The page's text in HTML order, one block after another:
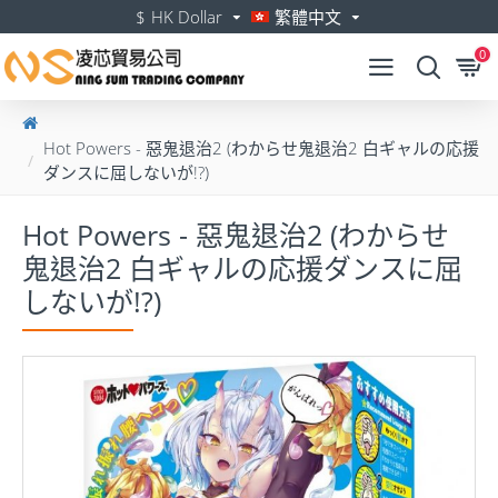
$ HK Dollar 繁體中文
0
Hot Powers - 惡鬼退治2 (わからせ鬼退治2 白ギャルの応援
ダンスに屈しないが!?)
Hot Powers - 惡鬼退治2 (わからせ
鬼退治2 白ギャルの応援ダンスに屈
しないが!?)